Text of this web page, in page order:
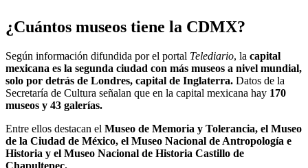
¿Cuántos museos tiene la CDMX?
Según información difundida por el portal Telediario, la capital
mexicana es la segunda ciudad con más museos a nivel mundial,
solo por detrás de Londres, capital de Inglaterra. Datos de la
Secretaría de Cultura señalan que en la capital mexicana hay 170
museos y 43 galerías.
Entre ellos destacan el Museo de Memoria y Tolerancia, el Museo
de la Ciudad de México, el Museo Nacional de Antropología e
Historia y el Museo Nacional de Historia Castillo de
Chapultepec.